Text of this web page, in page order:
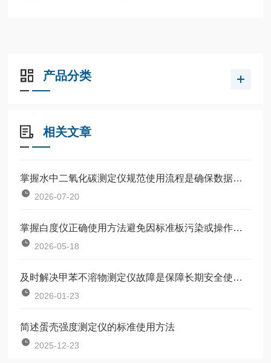
产品分类
相关文章
掌握水中二氧化碳测定仪规范使用流程是确保数据准确可靠的前提
2026-07-20
掌握白度仪正确使用方法避免因标准板污染或操作不规范引入误差
2026-05-18
及时解决甲苯不溶物测定仪故障是保障长期安全使用的关键
2026-01-23
简述蛋壳强度测定仪的标准使用方法
2025-12-23